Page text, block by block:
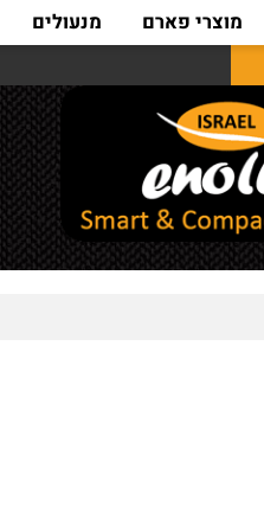
מוצרי פארם מנעולים